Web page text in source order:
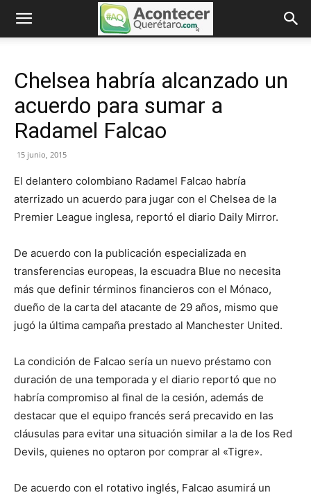
Chelsea habría alcanzado un
acuerdo para sumar a
Radamel Falcao
15 junio, 2015
El delantero colombiano Radamel Falcao habría
aterrizado un acuerdo para jugar con el Chelsea de la
Premier League inglesa, reportó el diario Daily Mirror.
De acuerdo con la publicación especializada en
transferencias europeas, la escuadra Blue no necesita
más que definir términos financieros con el Mónaco,
dueño de la carta del atacante de 29 años, mismo que
jugó la última campaña prestado al Manchester United.
La condición de Falcao sería un nuevo préstamo con
duración de una temporada y el diario reportó que no
habría compromiso al final de la cesión, además de
destacar que el equipo francés será precavido en las
cláusulas para evitar una situación similar a la de los Red
Devils, quienes no optaron por comprar al «Tigre».
De acuerdo con el rotativo inglés, Falcao asumirá un